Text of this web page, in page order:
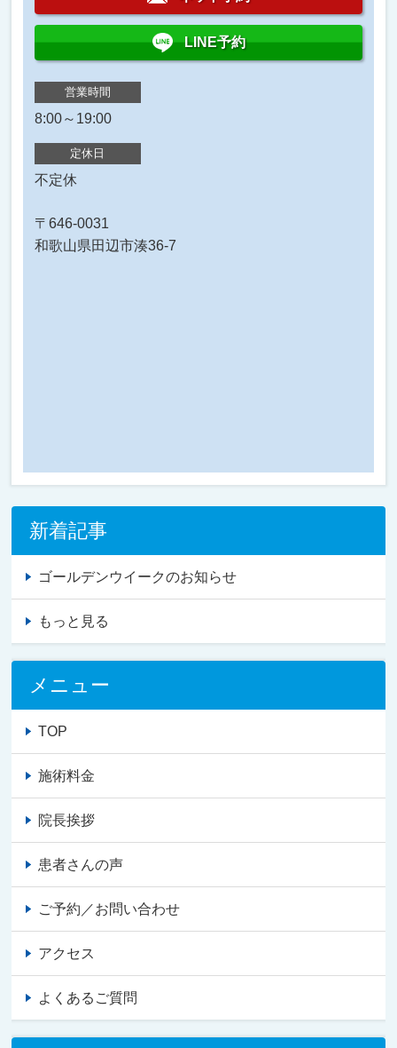
LINE予約
営業時間
8:00～19:00
定休日
不定休
〒646-0031
和歌山県田辺市湊36-7
新着記事
ゴールデンウイークのお知らせ
もっと見る
メニュー
TOP
施術料金
院長挨拶
患者さんの声
ご予約／お問い合わせ
アクセス
よくあるご質問